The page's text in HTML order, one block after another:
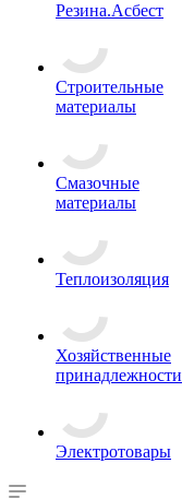
Резина.Асбест
Строительные
материалы
Смазочные
материалы
Теплоизоляция
Хозяйственные
принадлежности
Электротовары